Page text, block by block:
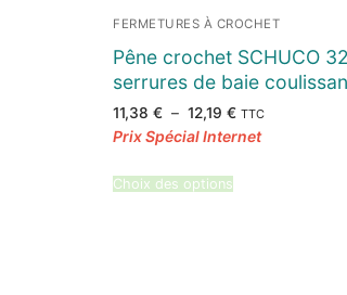
FERMETURES À CROCHET
Pêne crochet SCHUCO
serrures de baie
11,38 € – 12,19 €Plage
prix :
TTC
Choix des options